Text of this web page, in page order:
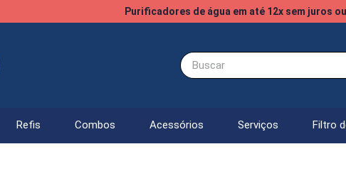
Purificadores de água em até 12x sem juros
Buscar
Refis Combos Acessórios Serviços Filtro